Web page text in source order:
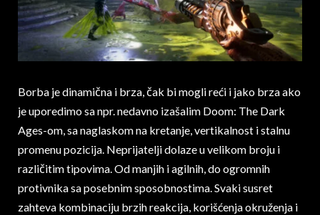
Borba je dinamična i brza, čak bi mogli reći i jako brza ako
je uporedimo sa npr. nedavno izašalim Doom: The Dark
Ages-om, sa naglaskom na kretanje, vertikalnost i stalnu
promenu pozicija. Neprijatelji dolaze u velikom broju i
različitim tipovima. Od manjih i agilnih, do ogromnih
protivnika sa posebnim sposobnostima. Svaki susret
zahteva kombinaciju brzih reakcija, korišćenja okruženja i